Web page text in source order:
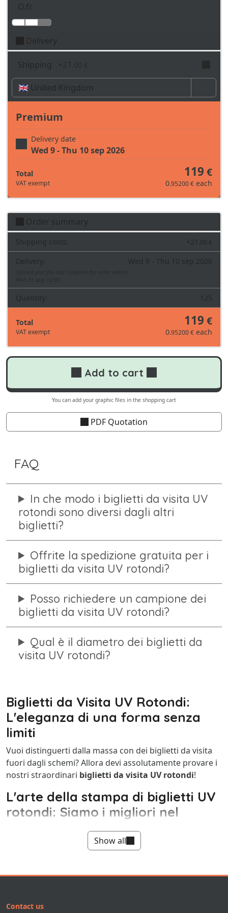
in abstract forms
different from a simple
rectangle. Sprint24.com
offers the possibility of
present at the
laboratory.
O.fc
Delivery
Shipping
Time, costs and taxes can vary depending on the
region and products contained in the cart
Premium
Delivery date
Wed 9 - Thu 10 sep 2026
Total
VAT exempt
119 €
0.95200 € each
Order summary
Shipping costs: + 21 .00 €
Delivery: Wed 9 - Thu 10 sep 2026
Quantity: 125
Total
VAT exempt
119 €
0.95200 € each
Add to cart
You can add your graphic files in the shopping cart
PDF Quotation
FAQ
In che modo i biglietti da visita UV
rotondi sono diversi dagli altri
biglietti?
Offrite la spedizione gratuita per i
biglietti da visita UV rotondi?
Posso richiedere un campione dei
biglietti da visita UV rotondi?
Qual è il diametro dei biglietti da
visita UV rotondi?
Biglietti da Visita UV Rotondi:
L'eleganza di una forma senza
limiti
Vuoi distinguerti dalla massa con dei biglietti da visita
fuori dagli schemi? Allora devi assolutamente provare i
nostri straordinari biglietti da visita UV rotondi!
L'arte della stampa di biglietti UV
rotondi: Siamo i migliori nel
Siamo i leader indiscussi nella stampa di
Show all
Contact us